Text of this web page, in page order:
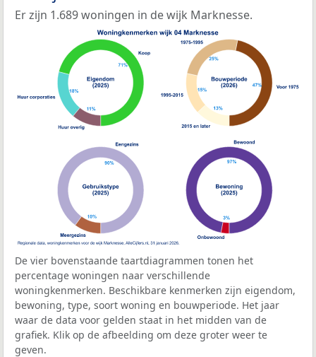
Er zijn 1.689 woningen in de wijk Marknesse.
De vier bovenstaande taartdiagrammen tonen het
percentage woningen naar verschillende
woningkenmerken. Beschikbare kenmerken zijn eigendom,
bewoning, type, soort woning en bouwperiode. Het jaar
waar de data voor gelden staat in het midden van de
grafiek. Klik op de afbeelding om deze groter weer te
geven.